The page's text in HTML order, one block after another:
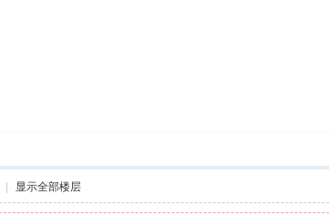
显示全部楼层